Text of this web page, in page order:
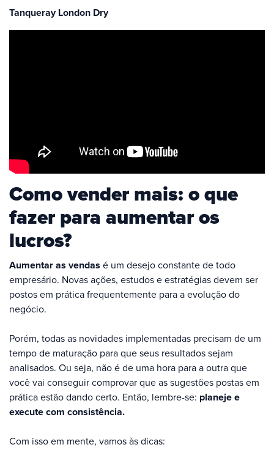
Tanqueray London Dry
Como vender mais: o que
fazer para aumentar os
lucros?
Aumentar as vendas é um desejo constante de todo
empresário. Novas ações, estudos e estratégias devem ser
postos em prática frequentemente para a evolução do
negócio.
Porém, todas as novidades implementadas precisam de um
tempo de maturação para que seus resultados sejam
analisados. Ou seja, não é de uma hora para a outra que
você vai conseguir comprovar que as sugestões postas em
prática estão dando certo. Então, lembre-se: planeje e
execute com consistência.
Com isso em mente, vamos às dicas: